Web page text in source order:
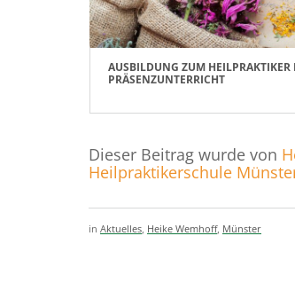
AUSBILDUNG ZUM
PRÄSENZUNTERRICHT
Dieser Beitrag wurde von
Heilpraktikerschule
in Aktuelles Heike Wemhoff, Münster